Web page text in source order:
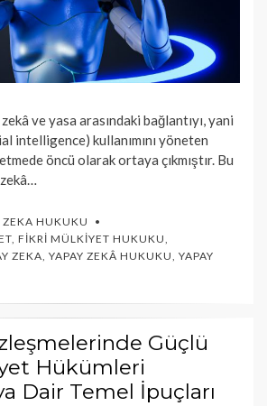
ve yasa arasındaki bağlantıyı, yani
intelligence) kullanımını yöneten
öncü olarak ortaya çıkmıştır. Bu
ZEKA HUKUKU
, FIKRI MÜLKIYET HUKUKU,
ZEKA, YAPAY ZEKÂ HUKUKU, YAPAY
Güçlü
Hükümleri
Dair Temel İpuçları